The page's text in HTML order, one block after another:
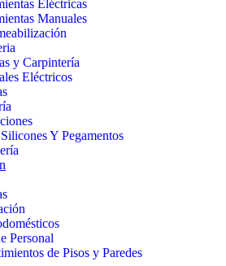
Eléctricas
Manuales
y Carpintería
Eléctricos
Y Pegamentos
Personal
de Pisos y Paredes